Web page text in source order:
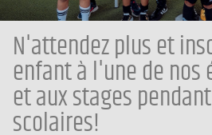
N'attendez plus et
enfant à l'une de nos
et aux stages
scolaires!